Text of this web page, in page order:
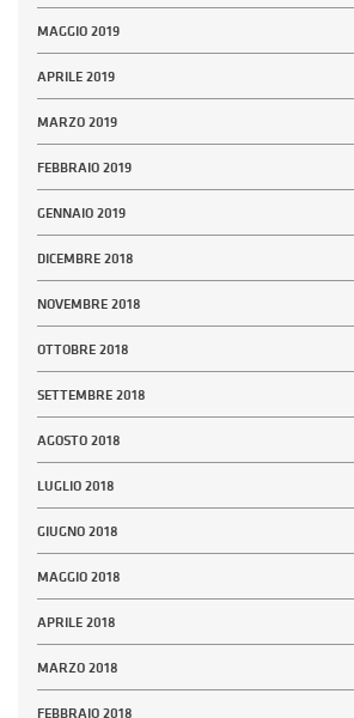
MAGGIO 2019
APRILE 2019
MARZO 2019
FEBBRAIO 2019
GENNAIO 2019
DICEMBRE 2018
NOVEMBRE 2018
OTTOBRE 2018
SETTEMBRE 2018
AGOSTO 2018
LUGLIO 2018
GIUGNO 2018
MAGGIO 2018
APRILE 2018
MARZO 2018
FEBBRAIO 2018